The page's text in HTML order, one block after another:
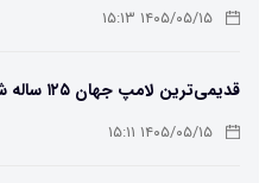
۱۴۰۵/۰۵/۱۵ ۱۵:۱۳
لامپ سنتنیال
۱۴۰۵/۰۵/۱۵ ۱۵:۱۱